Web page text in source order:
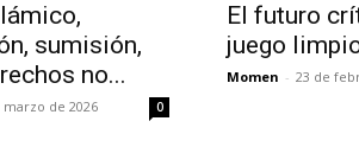
sumisión,
no...
marzo de 2026 0
El futuro
juego
Momen - 23 de